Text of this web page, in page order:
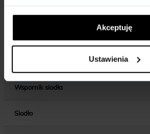
Akceptuję
UstawieniaALU /
Wspornik siodła
Siodło